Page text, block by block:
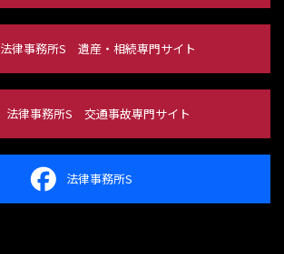
法律事務所S 遺産・相続専門サイト
法律事務所S 交通事故専門サイト
法律事務所S